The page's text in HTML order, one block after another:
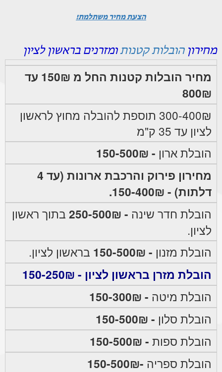
הצעת מחיר משתלמת!
מחירוןהובלות קטנותומזרנים בראשון לציון
מחיר הובלות קטנות החל מ 150₪ עד
800₪
300-400₪ תוספת להובלה מחוץ לראשון
לציון עד 35 ק"מ
הובלת ארון - 150-500₪
מחירון פירוק והרכבת ארונות (עד 4
דלתות) - 150-400₪.
הובלת חדר שינה - 250-500₪
בתוך ראשון
לציון.
הובלת מזנון - 150-500₪ בראשון לציון.
הובלת מזרן בראשון לציון - 150-250₪
הובלת מיטה - 150-300₪
הובלת סלון - 150-500₪
הובלת ספות - 150-500₪
הובלת ספריה -150-500₪